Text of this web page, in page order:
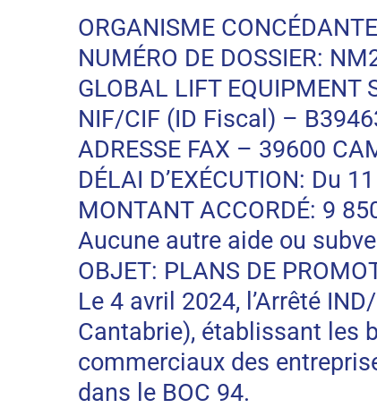
ORGANISME
NUMÉRO DE DOSSIER:
GLOBAL LIFT
NIF/CIF (ID Fiscal) –
ADRESSE FAX – 39600
DÉLAI D’EXÉCUTION: Du
MONTANT ACCORDÉ: 9
Aucune autre aide ou
OBJET: PLANS DE
Le 4 avril 2024, l’Arrêté
Cantabrie), établissant les
commerciaux des
dans le BOC 94.